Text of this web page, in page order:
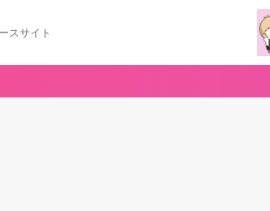
スサイト